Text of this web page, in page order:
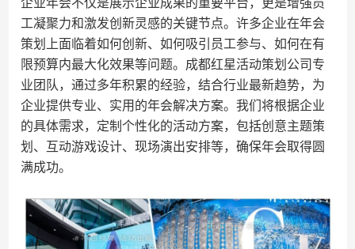
企业年会不仅是展示企业成果的重要平台，更是增强员
工凝聚力和激发创新灵感的关键节点。许多企业在年会
策划上面临着如何创新、如何吸引员工参与、如何在有
限预算内最大化效果等问题。成都红星活动策划公司专
业团队，通过多年积累的经验，结合行业最新趋势，为
企业提供专业、实用的年会解决方案。我们将根据企业
的具体需求，定制个性化的活动方案，包括创意主题策
划、互动游戏设计、现场演出安排等，确保年会取得圆
满成功。